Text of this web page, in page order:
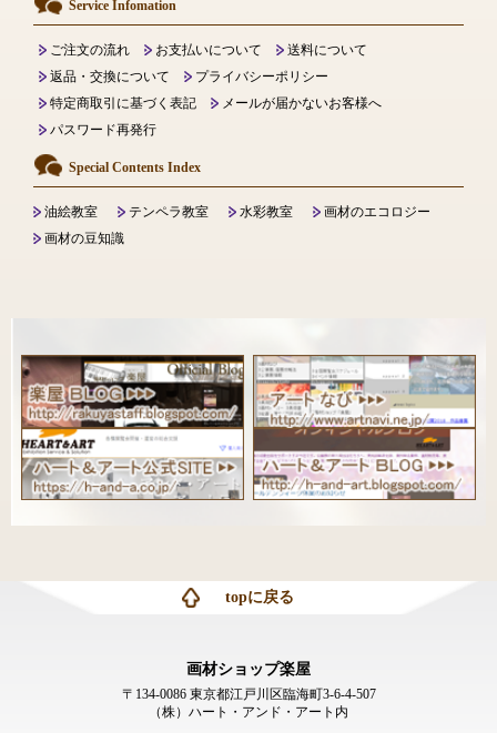
Service Infomation
ご注文の流れ お支払いについて
送料について
返品・交換について
プライバシーポリシー
特定商取引に基づく表記
メールが届かないお客様へ
パスワード再発行
Special Contents Index
油絵教室 テンペラ教室 水彩教室
画材のエコロジー
画材の豆知識
topに戻る
画材ショップ楽屋
〒134-0086 東京都江戸川区臨海町3-6-4-507
（株）ハート・アンド・アート内